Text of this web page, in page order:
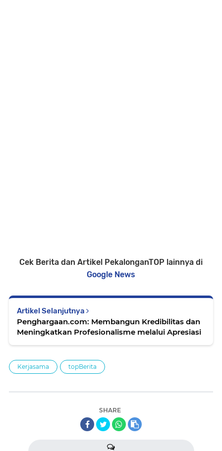
Cek Berita dan Artikel PekalonganTOP lainnya di
Google News
Artikel Selanjutnya
Penghargaan.com: Membangun Kredibilitas dan
Meningkatkan Profesionalisme melalui Apresiasi
Kerjasama topBerita
SHARE